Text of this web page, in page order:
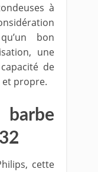
à
bon
une
de
et propre.
cette